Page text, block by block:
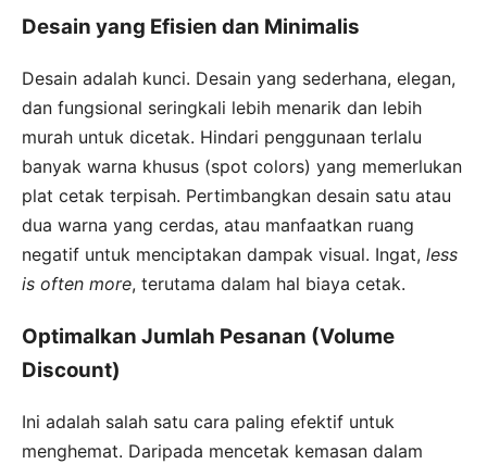
Desain yang Efisien dan Minimalis
Desain adalah kunci. Desain yang sederhana, elegan,
dan fungsional seringkali lebih menarik dan lebih
murah untuk dicetak. Hindari penggunaan terlalu
banyak warna khusus (spot colors) yang memerlukan
plat cetak terpisah. Pertimbangkan desain satu atau
dua warna yang cerdas, atau manfaatkan ruang
negatif untuk menciptakan dampak visual. Ingat, less
is often more, terutama dalam hal biaya cetak.
Optimalkan Jumlah Pesanan (Volume
Discount)
Ini adalah salah satu cara paling efektif untuk
menghemat. Daripada mencetak kemasan dalam